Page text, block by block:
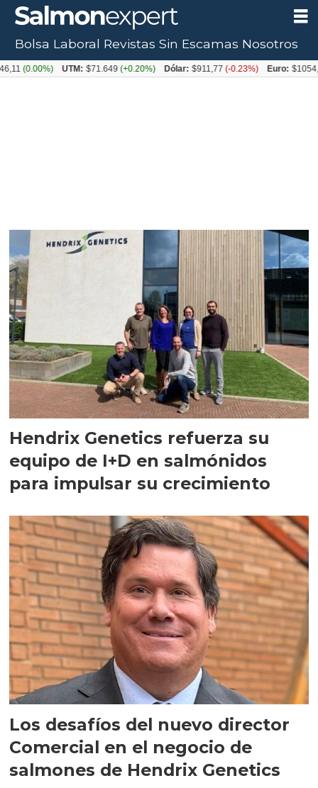
Tag:
Hendrix Genetics refuerza su
equipo de I+D en salmónidos
para impulsar su crecimiento
Los desafíos del nuevo director
Comercial en el negocio de
salmones de Hendrix Genetics
Bolsa Laboral Revistas Sin Escamas Nosotros
UTM: $71.649 (+0.20%) Dólar: $911,77 (-0.23%) Euro: $1054,31(+0.12%)